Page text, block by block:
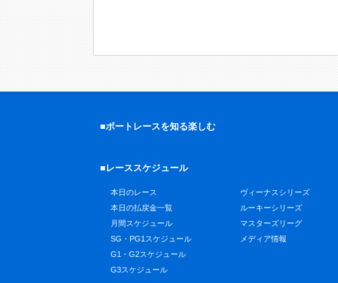
■ボートレースを知る楽しむ
■レーススケジュール
本日のレース
本日の払戻金一覧
月間スケジュール
SG・PG1スケジュール
G1・G2スケジュール
G3スケジュール
ヴィーナスシリーズ
ルーキーシリーズ
マスターズリーグ
メディア情報